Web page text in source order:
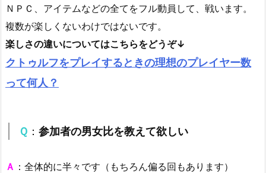
ＮＰＣ、アイテムなどの全てをフル動員して、戦います。
複数が楽しくないわけではないです。
楽しさの違いについてはこちらをどうぞ↓
クトゥルフをプレイするときの理想のプレイヤー数
って何人？
Ｑ ： 参加者の男女比を教えて欲しい
Ａ ：全体的に半々です（もちろん偏る回もあります）